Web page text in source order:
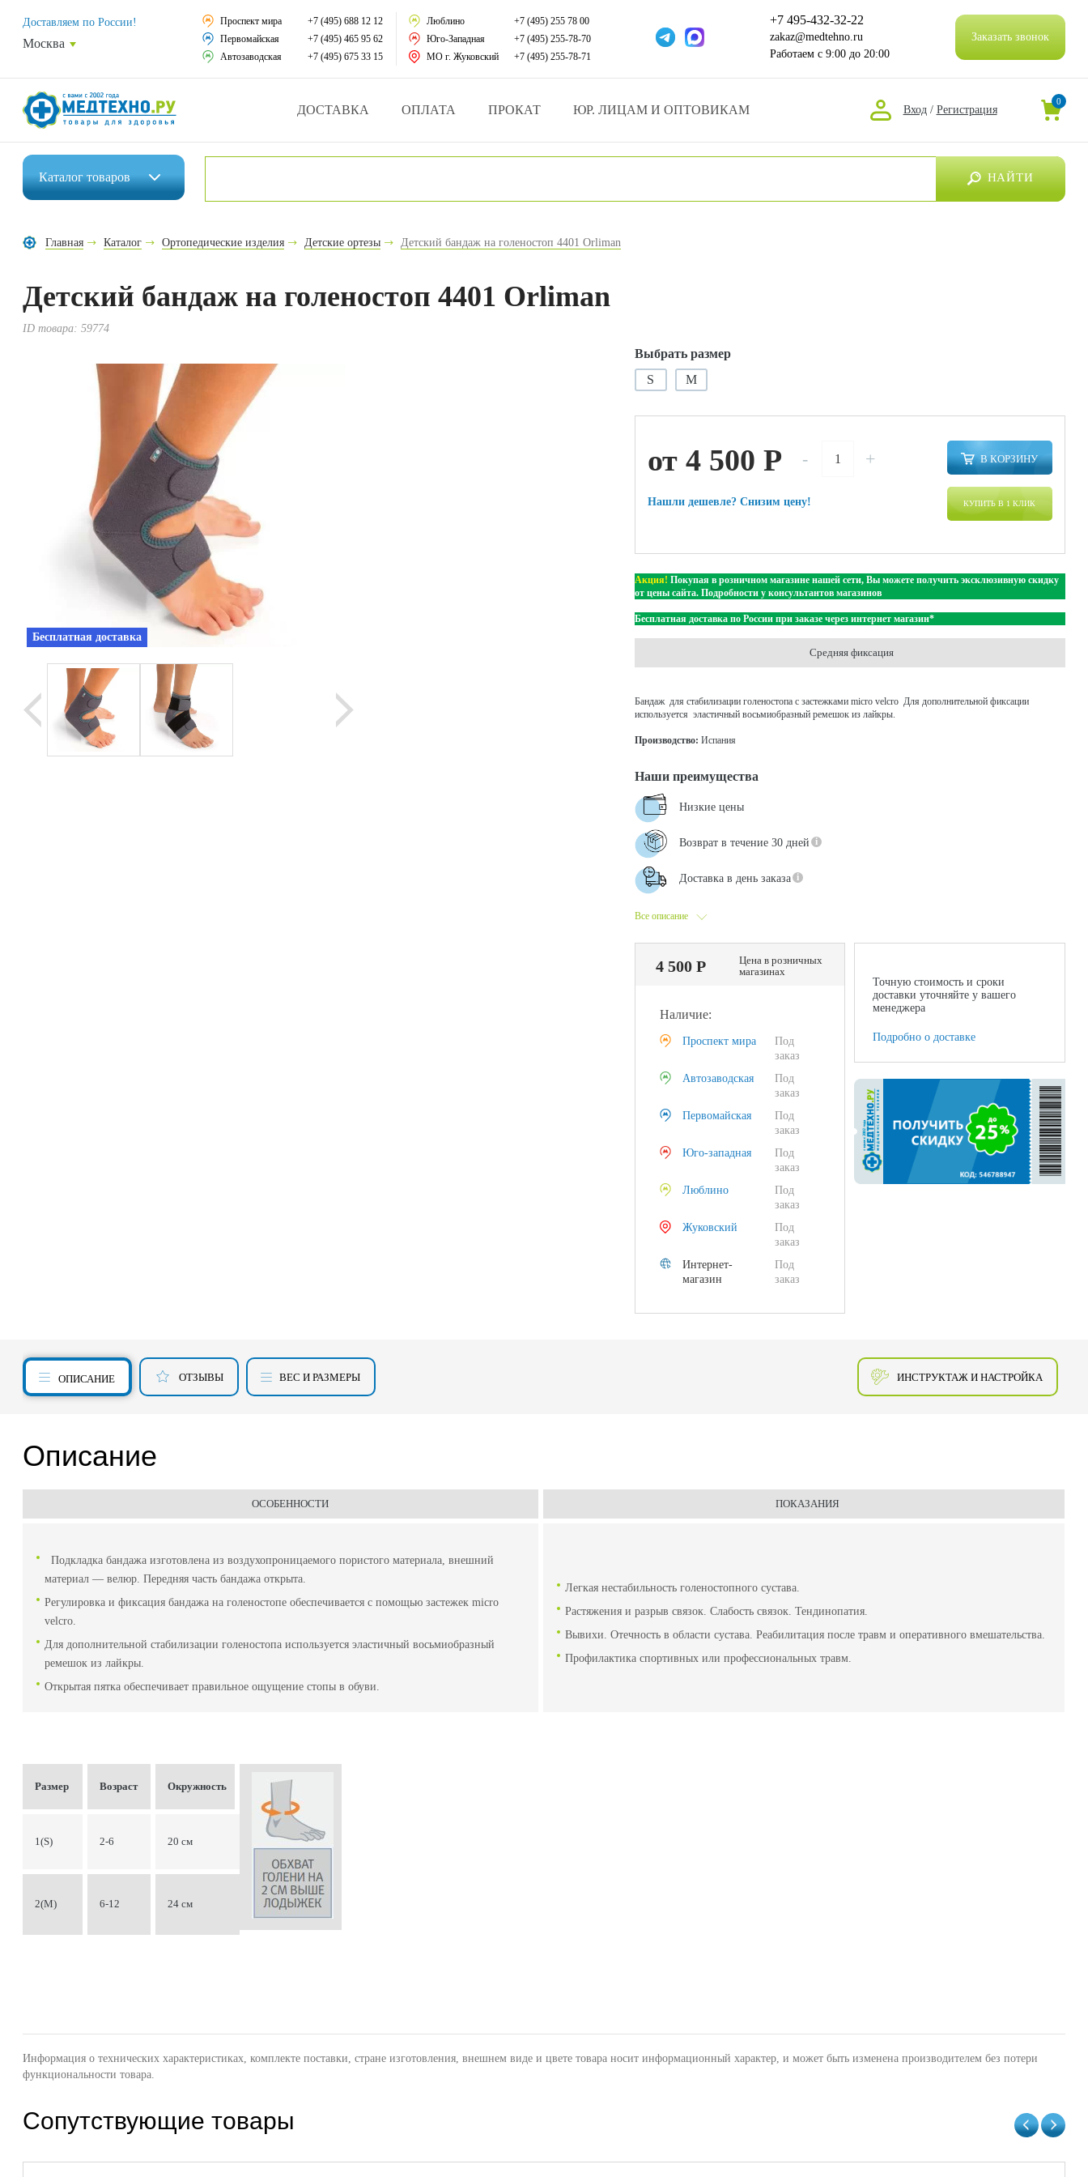
Средства реабилитации
Средства по уходу за больными
Домашняя медтехника
Уникальные и полезные товары
Уценка
Доставляем по России!
Москва
Проспект мира
+7 (495) 688 12 12
Первомайская
+7 (495) 465 95 62
Автозаводская
+7 (495) 675 33 15
Люблино
+7 (495) 255 78 00
Юго-Западная
+7 (495) 255-78-70
МО г. Жуковский
+7 (495) 255-78-71
+7 495-432-32-22
zakaz@medtehno.ru
Работаем с 9:00 до 20:00
Заказать звонок
ДОСТАВКА ОПЛАТА ПРОКАТ ЮР. ЛИЦАМ И ОПТОВИКАМ Вход / Регистрация
0
Каталогтоваров
Средства по уходу за больными
Ортопедические изделия
Ортопедические матрасы и подушки
Домашняя медтехника
Экология дома
Товары для красоты и здоровья
Товары для врачей и мед.учреждений
Уникальные и полезные товары
Прокат инвалидной техники
НАЙТИ
Главная Каталог Ортопедические изделия Детские ортезы Детский бандаж на голеностоп 4401 Orliman
Детский бандаж на голеностоп 4401 Orliman
ID товара:59774
Бесплатная доставка
Выбрать размер
S
M
от 4 500 P - + В КОРЗИНУ
КУПИТЬ В 1 КЛИК
Нашли дешевле? Снизим цену!
Акция! Покупая в розничном магазине нашей сети, Вы можете получить эксклюзивную скидку
от цены сайта. Подробности у консультантов магазинов
Бесплатная доставка по России при заказе через интернет магазин*
Средняя фиксация
Бандаж для стабилизации голеностопа с застежками micro velcro Для дополнительной фиксации
используется эластичный восьмиобразный ремешок из лайкры.
Производство: Испания
Все описание
Наши преимущества
Низкие цены
Возврат в течение 30 дней
Доставка в день заказа
4 500 Р
Цена в розничных
магазинах
Наличие:
Проспект мира
Под
заказ
Автозаводская
Под
заказ
Первомайская
Под
заказ
Юго-западная
Под
заказ
Люблино
Под
заказ
Жуковский
Под
заказ
Интернет-
магазин
Под
заказ
Точную стоимость и сроки
доставки уточняйте у вашего
менеджера
Подробно о доставке
ОПИСАНИЕ ОТЗЫВЫ ВЕС И РАЗМЕРЫ ИНСТРУКТАЖ И НАСТРОЙКА
Описание
ОСОБЕННОСТИ ПОКАЗАНИЯ
Подкладка бандажа изготовлена из воздухопроницаемого пористого материала, внешний
материал — велюр. Передняя часть бандажа открыта.
Регулировка и фиксация бандажа на голеностопе обеспечивается с помощью застежек micro
velcro.
Для дополнительной стабилизации голеностопа используется эластичный восьмиобразный
ремешок из лайкры.
Открытая пятка обеспечивает правильное ощущение стопы в обуви.
Легкая нестабильность голеностопного сустава.
Растяжения и разрыв связок. Слабость связок. Тендинопатия.
Вывихи. Отечность в области сустава. Реабилитация после травм и оперативного вмешательства.
Профилактика спортивных или профессиональных травм.
Размер Возраст Окружность
1(S) 2-6 20 см
2(M) 6-12 24 см
Информация о технических характеристиках, комплекте поставки, стране изготовления, внешнем виде и цвете товара носит информационный характер, и может быть изменена производителем без потери
функциональности товара.
Сопутствующие товары